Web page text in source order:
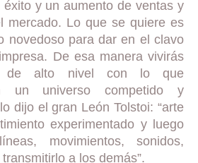
y un aumento de ventas y
mercado. Lo que se quiere es
novedoso para dar en el clavo
De esa manera vivirás
de alto nivel con lo que
un universo competido y
dijo el gran León Tolstoi: “arte
experimentado y luego
movimientos, sonidos,
a los demás”.